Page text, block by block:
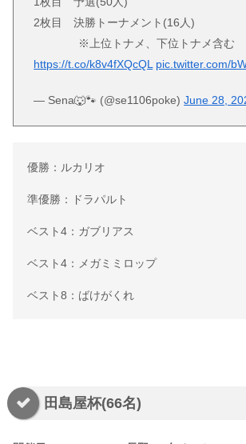
2枚目 決勝トーナメント(16人)
※上位トナメ、下位トナメ含む
https://t.co/k8v4fXQcQL pic.twitter.com/
— Sena🐺🐾 (@se1106poke)June 28,
優勝：ルカリオ
準優勝：ドラパルト
ベスト4：ガブリアス
ベスト4：メガミミロップ
ベスト8：ばけがくれ
田島屋杯(66名)